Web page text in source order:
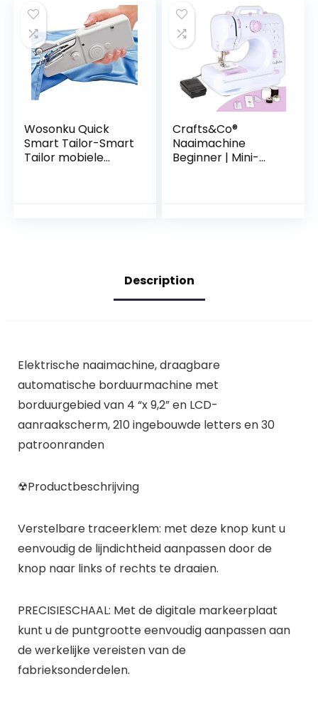
werking met en
zonder pedaal,
draaggreep, 2
spoelen, 2 naalden,
Wosonku Quick
Smart Tailor-Smart
Tailor mobiele
Crafts&Co®
Naaimachine
Beginner | Mini-
batterijen of via
Adapter | Wit-
Paars
Description
Elektrische naaimachine, draagbare
automatische borduurmachine met
borduurgebied van 4 “x 9,2” en LCD-
aanraakscherm, 210 ingebouwde letters en 30
patroonranden
☢Productbeschrijving
Verstelbare traceerklem: met deze knop kunt u
eenvoudig de lijndichtheid aanpassen door de
knop naar links of rechts te draaien.
PRECISIESCHAAL: Met de digitale markeerplaat
kunt u de puntgrootte eenvoudig aanpassen aan
de werkelijke vereisten van de
fabrieksonderdelen.